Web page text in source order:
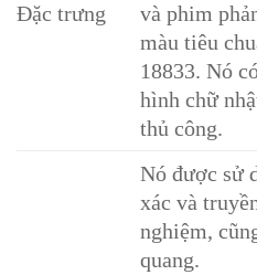
Đặc trưng
và phim
màu tiêu
18833. Nó
hình chữ
thủ công.
Nó được sử
xác và
nghiệm,
quang.